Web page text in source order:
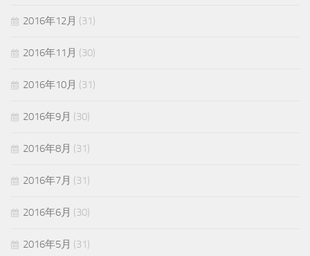
2016年12月 (31)
2016年11月 (30)
2016年10月 (31)
2016年9月 (30)
2016年8月 (31)
2016年7月 (31)
2016年6月 (30)
2016年5月 (31)